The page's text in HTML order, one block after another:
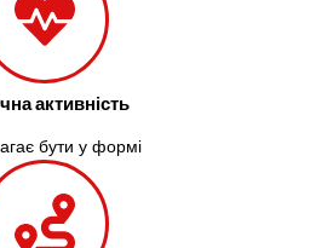
активність
бути у формі